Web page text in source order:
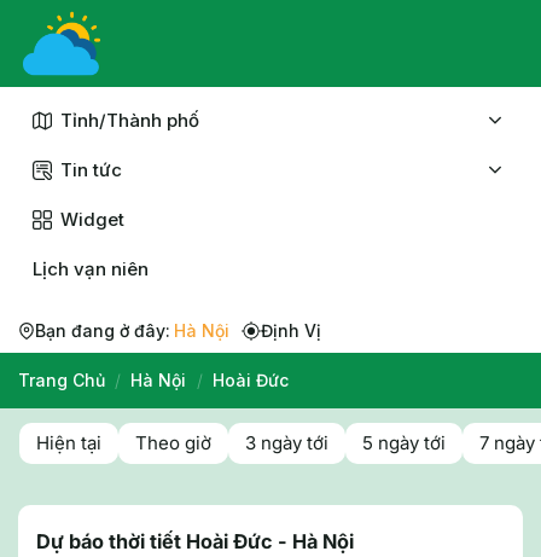
Chuyển
nội
Tỉnh/Thành phố
Tin tức
Widget
Lịch vạn niên
Bạn đang ở đây: Hà Nội Định Vị
Trang Chủ / Hà Nội / Hoài Đức
Hiện tại Theo giờ 3 ngày tới 5 ngày tới 7 ngày
Dự báo thời tiết Hoài Đức - Hà Nội